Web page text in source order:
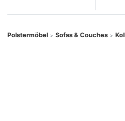
Polstermöbel > Sofas & Couches >
Schnell